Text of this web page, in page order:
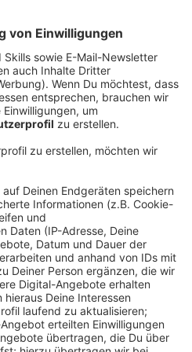
Handel in die Karten
und Händler in
weiter kämpfen, hat uns
in Düsseldorf